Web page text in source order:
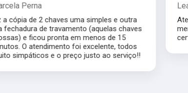
Lea Inhauser
Atendimento impecável, ótimo profissional
merece muito mais que 5 estrelas com
certeza.